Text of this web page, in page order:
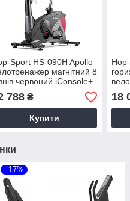
Sport HS-090H Apollo
магнітний 8
червоний iConsole+
788₴
Купити
18
–17%